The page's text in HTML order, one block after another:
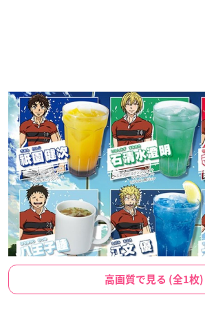
高画質で見る (全1枚)